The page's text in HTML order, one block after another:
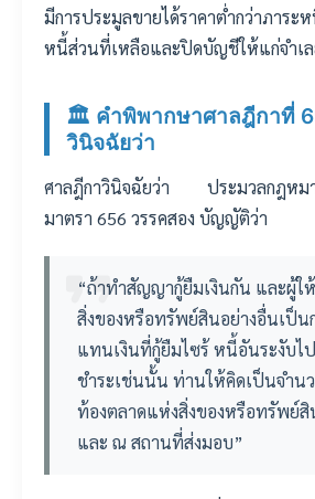
มีการประมูลขายได้ราคาต่ำกว่าภาระ
หนี้ส่วนที่เหลือและปิดบัญชีให้แก่จำเ
🏛️ คำพิพากษาศาลฎีกาที่
วินิจฉัยว่า
ศาลฎีกาวินิจฉัยว่า ประมวลกฎหม
มาตรา 656 วรรคสอง บัญญัติว่า
“ถ้าทำสัญญากู้ยืมเงินกัน และผู้ใ
สิ่งของหรือทรัพย์สินอย่างอื่นเป็น
แทนเงินที่กู้ยืมไซร้ หนี้อันระงับไป
ชำระเช่นนั้น ท่านให้คิดเป็นจำน
ท้องตลาดแห่งสิ่งของหรือทรัพย์สิ
และ ณ สถานที่ส่งมอบ”